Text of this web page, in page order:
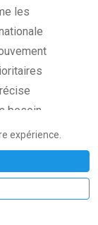
les
besoin
expérience.